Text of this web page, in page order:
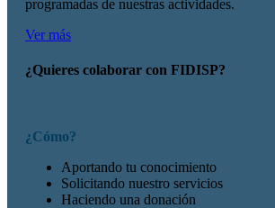
programadas de nuestras actividades.
Ver más
¿Quieres colaborar con FIDISP?
¿Cómo?
Aportando tu conocimiento
Solicitando nuestro servicios
Haciendo una donación